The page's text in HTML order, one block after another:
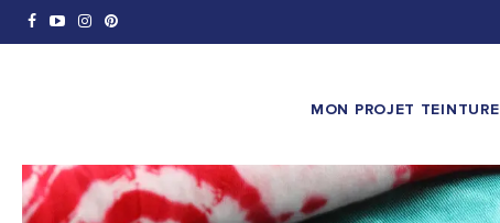
MON PROJET TEINTURE